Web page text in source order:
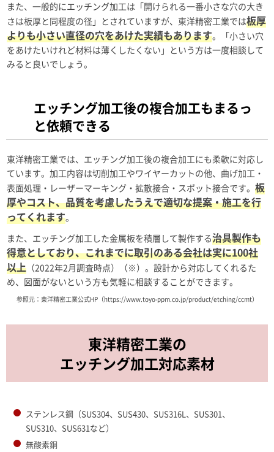
また、一般的にエッチング加工は「開けられる一番小さな穴の大き
さは板厚と同程度の径」とされていますが、東洋精密工業では板厚
よりも小さい直径の穴をあけた実績もあります。「小さい穴
をあけたいけれど材料は薄くしたくない」という方は一度相談して
みると良いでしょう。
エッチング加工後の複合加工もまるっ
と依頼できる
東洋精密工業では、エッチング加工後の複合加工にも柔軟に対応し
ています。加工内容は切削加工やワイヤーカットの他、曲げ加工・
表面処理・レーザーマーキング・拡散接合・スポット接合です。 板
厚やコスト、品質を考慮したうえで適切な提案・施工を行
ってくれます。
また、エッチング加工した金属板を積層して製作する治具製作も
得意としており、これまでに取引のある会社は実に100社
以上 （2022年2月調査時点）（※）。設計から対応してくれるた
め、図面がないという方も気軽に相談することができます。
参照元：東洋精密工業公式HP（https://www.toyo-ppm.co.jp/product/etching/ccmt）
東洋精密工業の
エッチング加工対応素材
ステンレス鋼（SUS304、SUS430、SUS316L、SUS301、
SUS310、SUS631など）
無酸素銅